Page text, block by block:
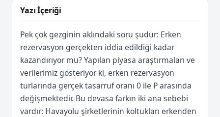
Yazı İçeriği
Pek çok gezginin aklındaki soru şudur: Erken
rezervasyon gerçekten iddia edildiği kadar
kazandırıyor mu? Yapılan piyasa araştırmaları ve
verilerimiz gösteriyor ki, erken rezervasyon
turlarında gerçek tasarruf oranı 0 ile P arasında
değişmektedir. Bu devasa farkın iki ana sebebi
vardır: Havayolu şirketlerinin koltukları erkenden